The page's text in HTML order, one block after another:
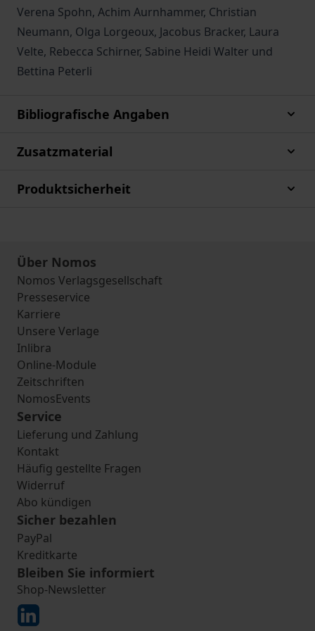
Verena Spohn, Achim Aurnhammer, Christian
Neumann, Olga Lorgeoux, Jacobus Bracker, Laura
Velte, Rebecca Schirner, Sabine Heidi Walter und
Bettina Peterli
Bibliografische Angaben
Zusatzmaterial
Produktsicherheit
Über Nomos
Nomos Verlagsgesellschaft
Presseservice
Karriere
Unsere Verlage
Inlibra
Online-Module
Zeitschriften
NomosEvents
Service
Lieferung und Zahlung
Kontakt
Häufig gestellte Fragen
Widerruf
Abo kündigen
Sicher bezahlen
PayPal
Kreditkarte
Bleiben Sie informiert
Shop-Newsletter